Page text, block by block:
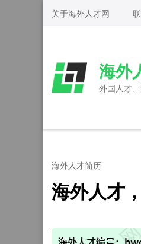
Skip
Enter)
关于海外人才网
海外
外国人才
海外人才简历
海外人才